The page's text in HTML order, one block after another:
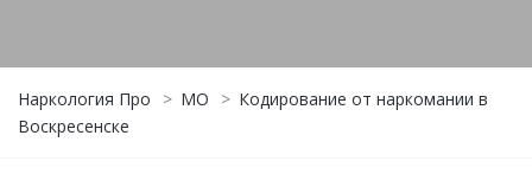
Наркология Про > МО > Кодирование от наркомании в
Воскресенске